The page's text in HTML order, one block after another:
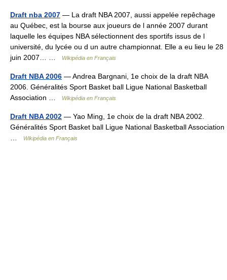
Draft nba 2007 — La draft NBA 2007, aussi appelée repêchage
au Québec, est la bourse aux joueurs de l année 2007 durant
laquelle les équipes NBA sélectionnent des sportifs issus de l
université, du lycée ou d un autre championnat. Elle a eu lieu le 28
juin 2007… …
Wikipédia en Français
Draft NBA 2006 — Andrea Bargnani, 1e choix de la draft NBA
2006. Généralités Sport Basket ball Ligue National Basketball
Association …
Wikipédia en Français
Draft NBA 2002 — Yao Ming, 1e choix de la draft NBA 2002.
Généralités Sport Basket ball Ligue National Basketball Association
Wikipédia en Français